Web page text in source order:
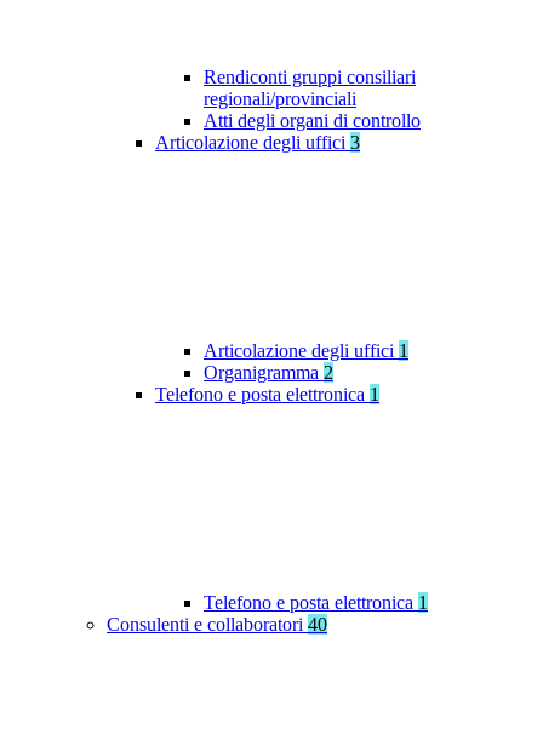
Rendiconti gruppi consiliari
regionali/provinciali
Atti degli organi di controllo
Articolazione degli uffici 3
Articolazione degli uffici 1
Organigramma 2
Telefono e posta elettronica 1
Telefono e posta elettronica 1
Consulenti e collaboratori 40